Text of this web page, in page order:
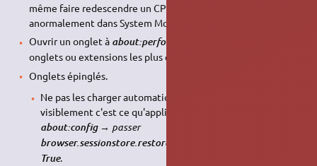
même faire redescendre un CPU que vous voyez monter
anormalement dans System Monitor.
Ouvrir un onglet à about:performance
onglets ou extensions les plus consommateurs.
Onglets épinglés.
Ne pas les charger automatiquement au démarrage (car
visiblement c'est ce qu'applique Firefox). Page
about:config→ passer
browser.sessionstore.restore_pinned_tabs_on_demand
True.